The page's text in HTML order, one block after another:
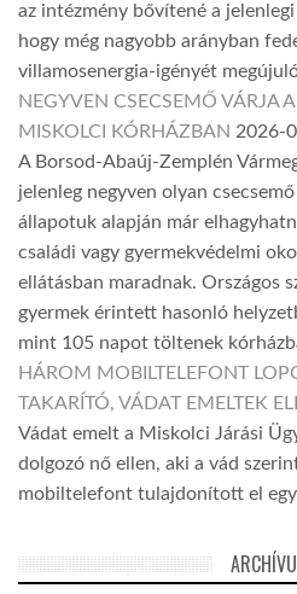
az intézmény bővítené a
hogy még nagyobb arányban
villamosenergia-igényét
NEGYVEN CSECSEMŐ VÁRJA
MISKOLCI KÓRHÁZBAN 2026-
A Borsod-Abaúj-Zemplén
jelenleg negyven olyan
állapotuk alapján már
családi vagy gyermekvédelmi
ellátásban maradnak. Országos
gyermek érintett hasonló
mint 105 napot töltenek
HÁROM MOBILTELEFONT
TAKARÍTÓ, VÁDAT EMELTEK
Vádat emelt a Miskolci Járási
dolgozó nő ellen, aki a vád
mobiltelefont tulajdonított el